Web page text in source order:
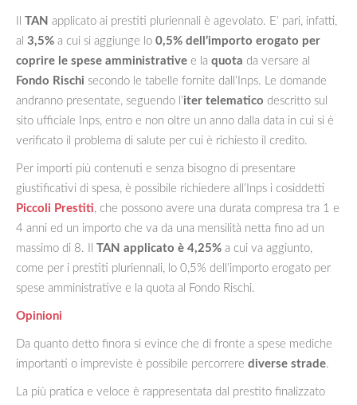
TAN applicato ai prestiti pluriennali è agevolato. E’ pari, infatti,
al 3,5% a cui si aggiunge lo 0,5% dell’importo erogato per
coprire le spese amministrative e la quota da versare al
Fondo Rischi secondo le tabelle fornite dall’Inps. Le domande
andranno presentate, seguendo l’iter telematico descritto sul
sito ufficiale Inps, entro e non oltre un anno dalla data in cui si è
verificato il problema di salute per cui è richiesto il credito.
Per importi più contenuti e senza bisogno di presentare
giustificativi di spesa, è possibile richiedere all’Inps i cosiddetti
Piccoli Prestiti, che possono avere una durata compresa tra 1 e
4 anni ed un importo che va da una mensilità netta fino ad un
massimo di 8. Il TAN applicato è 4,25% a cui va aggiunto,
come per i prestiti pluriennali, lo 0,5% dell’importo erogato per
spese amministrative e la quota al Fondo Rischi.
Opinioni
Da quanto detto finora si evince che di fronte a spese mediche
importanti o impreviste è possibile percorrere diverse strade.
La più pratica e veloce è rappresentata dal prestito finalizzato